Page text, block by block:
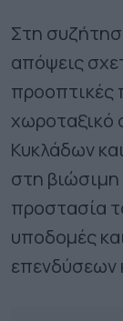
Στη
απόψεις
προοπτικές
χωροταξικό
Κυκλάδων
στη
προστασία
υποδομές
επενδύσεων